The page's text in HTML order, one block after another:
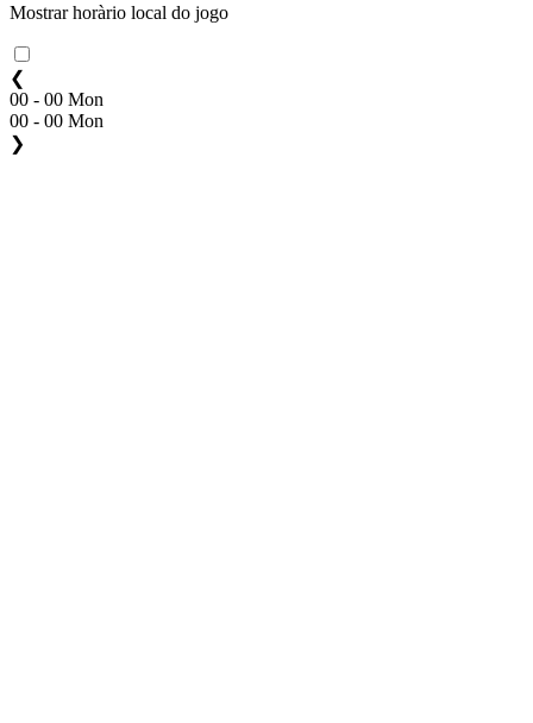
Mostrar horàrio local do jogo
❮
00 - 00 Mon
00 - 00 Mon
❯